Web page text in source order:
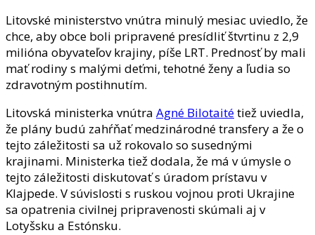
Litovské ministerstvo vnútra minulý mesiac uviedlo, že
chce, aby obce boli pripravené presídliť štvrtinu z 2,9
milióna obyvateľov krajiny, píše LRT. Prednosť by mali
mať rodiny s malými deťmi, tehotné ženy a ľudia so
zdravotným postihnutím.
Litovská ministerka vnútra Agné Bilotaitétiež uviedla,
že plány budú zahŕňať medzinárodné transfery a že o
tejto záležitosti sa už rokovalo so susednými
krajinami. Ministerka tiež dodala, že má v úmysle o
tejto záležitosti diskutovať s úradom prístavu v
Klajpede. V súvislosti s ruskou vojnou proti Ukrajine
sa opatrenia civilnej pripravenosti skúmali aj v
Lotyšsku a Estónsku.